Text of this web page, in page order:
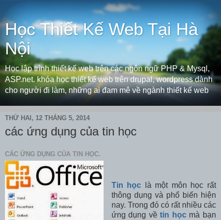
Học Thiết Kế Web Tại Hà
Nội
Học lập trình thiết kế web trên các ngôn ngữ PHP & Mysql,
ASP.net. khóa học thiết kế web trên drupal, wordpress dành
cho người đi làm, những ai đam mê về ngành thiết kế web
THỨ HAI, 12 THÁNG 5, 2014
các ứng dụng của tin học
CÁC ỨNG DỤNG CỦA TIN HỌC.
Tin học là một môn học rất
thông dụng và phổ biến hiện
nay. Trong đó có rất nhiều các
ứng dụng vềtin họcmà bạn